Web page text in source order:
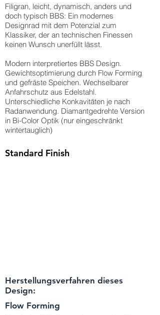
Filigran, leicht, dynamisch, anders und
doch typisch BBS: Ein modernes
Designrad mit dem Potenzial zum
Klassiker, der an technischen Finessen
keinen Wunsch unerfüllt lässt.
Modern interpretiertes BBS Design.
Gewichtsoptimierung durch Flow Forming
und gefräste Speichen. Wechselbarer
Anfahrschutz aus Edelstahl.
Unterschiedliche Konkavitäten je nach
Radanwendung. Diamantgedrehte Version
in Bi-Color Optik (nur eingeschränkt
wintertauglich)
Standard Finish
Herstellungsverfahren dieses
Design:
Flow Forming